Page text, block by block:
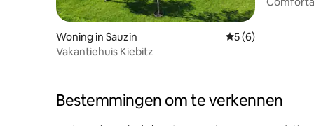
Woning in Sauzin Gemiddelde
5 (6)
Vakantiehuis Kiebitz
Bestemmingen om te verkennen